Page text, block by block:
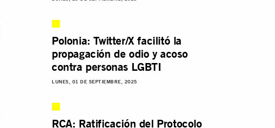
Polonia: Twitter/X facilitó la
propagación de odio y acoso
contra personas LGBTI
LUNES, 01 DE SEPTIEMBRE, 2025
RCA: Ratificación del Protocolo